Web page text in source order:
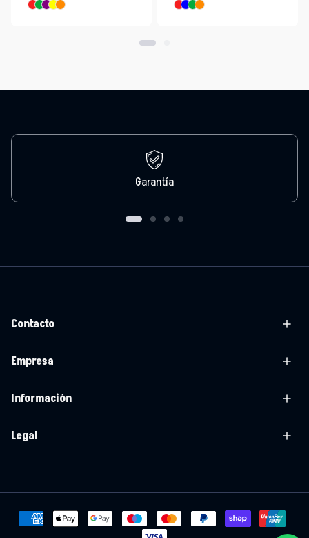
Garantía
Contacto
Empresa
Información
Legal